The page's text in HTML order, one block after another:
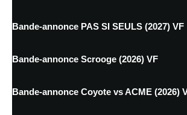
Bande-annonce PAS SI SEULS (2027) VF
Bande-annonce Scrooge (2026) VF
Bande-annonce Coyote vs ACME (2026)